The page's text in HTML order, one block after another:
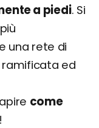
a piedi. Si
una rete di
ed
come
!